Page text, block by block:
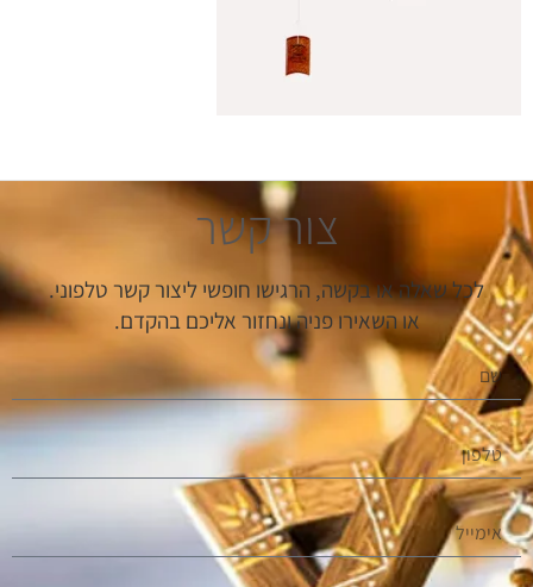
צור קשר
לכל שאלה או בקשה, הרגישו חופשי ליצור קשר טלפוני.
או השאירו פניה ונחזור אליכם בהקדם.